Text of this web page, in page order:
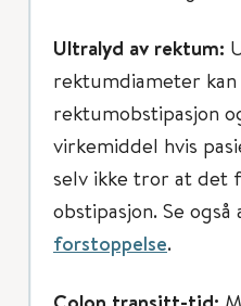
Ultralyd av rektum:
rektumdiameter kan
rektumobstipasjon
virkemiddel hvis
selv ikke tror at det
obstipasjon. Se også
forstoppelse.